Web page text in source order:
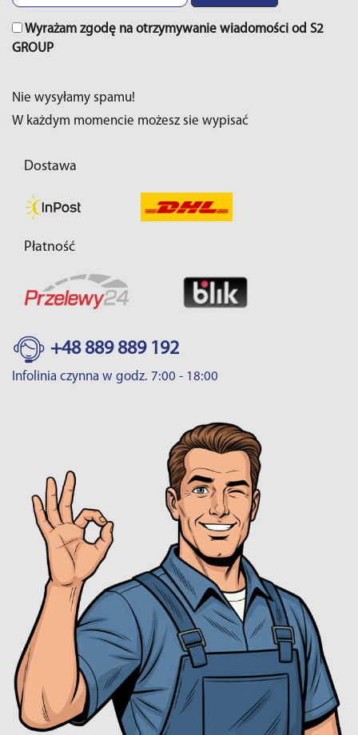
Wyrażam zgodę na otrzymywanie wiadomości od S2
GROUP
Nie wysyłamy spamu!
W każdym momencie możesz sie wypisać
Dostawa
Płatność
+48 889 889 192
Infolinia czynna w godz. 7:00 - 18:00